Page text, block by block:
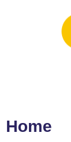
Home